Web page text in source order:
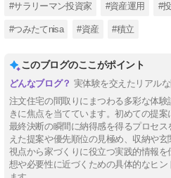
#サラリーマン投資家 #資産運用 #
#つみたてnisa #資産 #積立
このブログのここがポイント
実体験を交えたリアル
注文住宅の間取りにまつわる多彩な体
きに焦点を当てています。初めての提案
最終決断の瞬間に納得感を得るプロセ
えた提案や優先順位の見極め、収納や
視点から家づくりに役立つ実践的情報
想や必要性に近づくための具体的なヒ